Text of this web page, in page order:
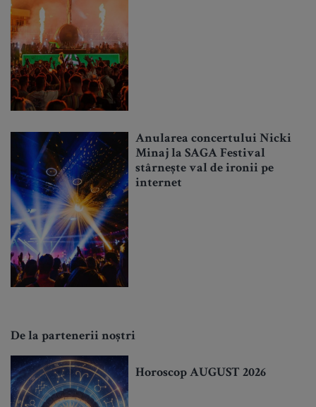
Anularea concertului Nicki
Minaj la SAGA Festival
stârnește val de ironii pe
internet
De la partenerii noștri
Horoscop AUGUST 2026